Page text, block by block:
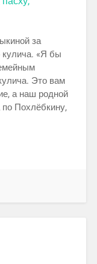
за
кулича. «Я бы
Это вам
а наш родной
Похлёбкину,